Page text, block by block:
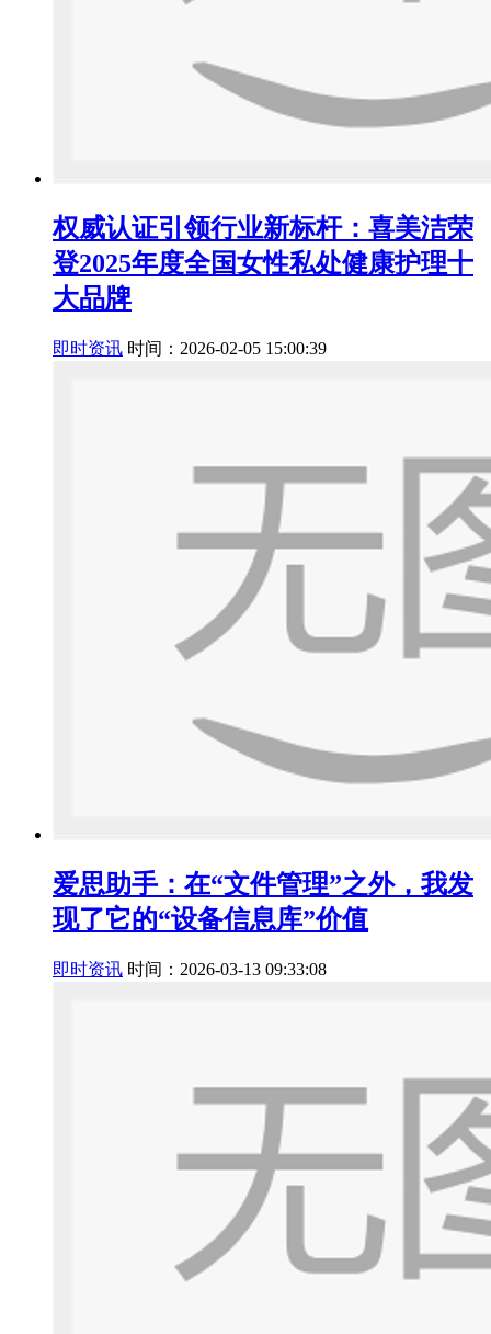
权威认证引领行业新标杆：喜美洁荣
登2025年度全国女性私处健康护理十
大品牌
即时资讯 时间：2026-02-05 15:00:39
爱思助手：在“文件管理”之外，我发
现了它的“设备信息库”价值
即时资讯 时间：2026-03-13 09:33:08